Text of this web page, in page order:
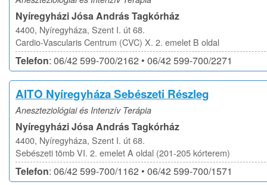
Nyíregyházi Jósa András Tagkórház
4400, Nyíregyháza, Szent I. út 68.
Cardio-Vascularis Centrum (CVC) X. 2. emelet B oldal
Telefon: 06/42 599-700/2162 • 06/42 599-700/2271
AITO Nyíregyháza Sebészeti Részleg
Aneszteziológiai és Intenzív Terápia
Nyíregyházi Jósa András Tagkórház
4400, Nyíregyháza, Szent I. út 68.
Sebészeti tömb VI. 2. emelet A oldal (201-205 kórterem)
Telefon: 06/42 599-700/1162 • 06/42 599-700/1571